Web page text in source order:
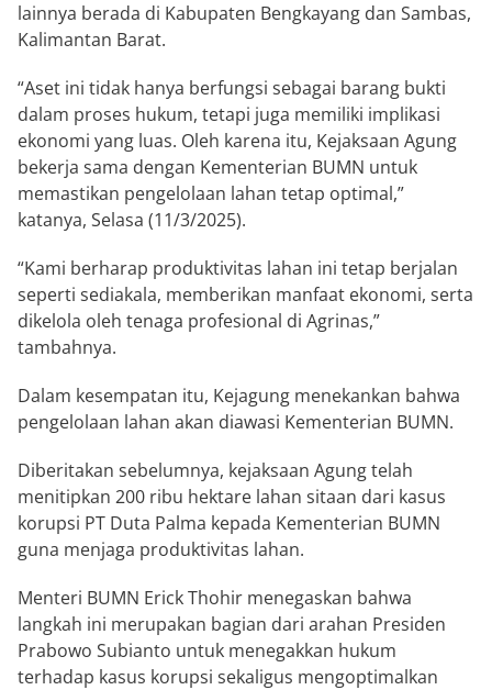
lainnya berada di Kabupaten Bengkayang dan Sambas,
Kalimantan Barat.
“Aset ini tidak hanya berfungsi sebagai barang bukti
dalam proses hukum, tetapi juga memiliki implikasi
ekonomi yang luas. Oleh karena itu, Kejaksaan Agung
bekerja sama dengan Kementerian BUMN untuk
memastikan pengelolaan lahan tetap optimal,”
katanya, Selasa (11/3/2025).
“Kami berharap produktivitas lahan ini tetap berjalan
seperti sediakala, memberikan manfaat ekonomi, serta
dikelola oleh tenaga profesional di Agrinas,”
tambahnya.
Dalam kesempatan itu, Kejagung menekankan bahwa
pengelolaan lahan akan diawasi Kementerian BUMN.
Diberitakan sebelumnya, kejaksaan Agung telah
menitipkan 200 ribu hektare lahan sitaan dari kasus
korupsi PT Duta Palma kepada Kementerian BUMN
guna menjaga produktivitas lahan.
Menteri BUMN Erick Thohir menegaskan bahwa
langkah ini merupakan bagian dari arahan Presiden
Prabowo Subianto untuk menegakkan hukum
terhadap kasus korupsi sekaligus mengoptimalkan